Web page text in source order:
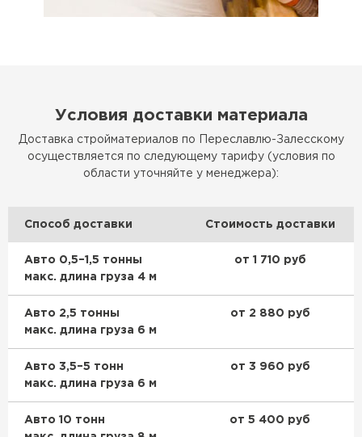
Условия доставки материала
Доставка стройматериалов по Переславлю-Залесскому
осуществляется по следующему тарифу (условия по
области уточняйте у менеджера):
Способ доставки Стоимость доставки
Авто 0,5–1,5 тонны
макс. длина груза 4 м
от 1 710 руб
Авто 2,5 тонны
макс. длина груза 6 м
от 2 880 руб
Авто 3,5–5 тонн
макс. длина груза 6 м
от 3 960 руб
Авто 10 тонн
от 5 400 руб